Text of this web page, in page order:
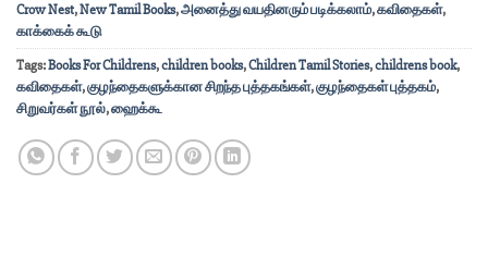
Crow Nest,New Tamil Books,அனைத்து வயதினரும் படிக்கலாம்,கவிதைகள்,
காக்கைக் கூடு
Tags:Books For Childrens,children books,Children Tamil Stories,childrens book,
கவிதைகள்,குழந்தைகளுக்கான சிறந்த புத்தகங்கள்,குழந்தைகள் புத்தகம்,
சிறுவர்கள் நூல்,ஹைக்கூ